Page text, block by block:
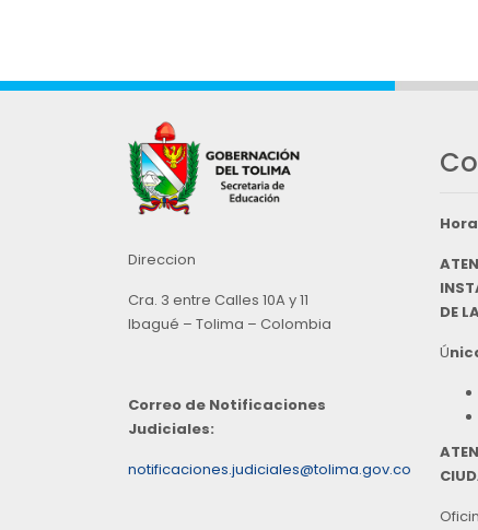
Direccion
Cra. 3 entre Calles 10A y 11
Ibagué – Tolima – Colombia
Correo de Notificaciones
Judiciales:
notificaciones.judiciales@tolima.gov.co
DE
Ú